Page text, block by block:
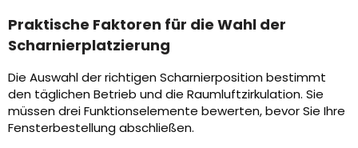
Praktische Faktoren für die Wahl der
Scharnierplatzierung
Die Auswahl der richtigen Scharnierposition bestimmt
den täglichen Betrieb und die Raumluftzirkulation. Sie
müssen drei Funktionselemente bewerten, bevor Sie Ihre
Fensterbestellung abschließen.